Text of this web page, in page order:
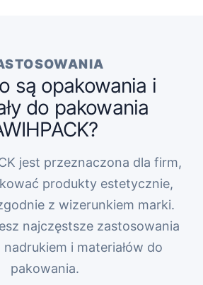
są opakowania i
do pakowania
jest przeznaczona dla firm,
produkty estetycznie,
z wizerunkiem marki.
najczęstsze zastosowania
i materiałów do
pakowania.